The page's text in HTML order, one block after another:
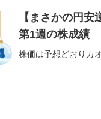
【まさかの円
第1週の株成績
株価は予想どおりカ